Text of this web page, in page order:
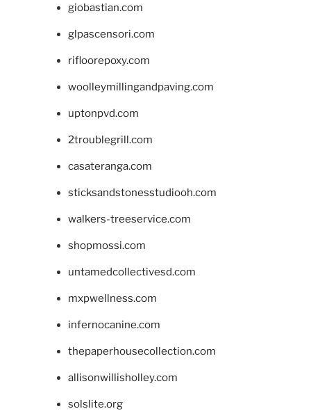
giobastian.com
glpascensori.com
rifloorepoxy.com
woolleymillingandpaving.com
uptonpvd.com
2troublegrill.com
casateranga.com
sticksandstonesstudiooh.com
walkers-treeservice.com
shopmossi.com
untamedcollectivesd.com
mxpwellness.com
infernocanine.com
thepaperhousecollection.com
allisonwillisholley.com
solslite.org